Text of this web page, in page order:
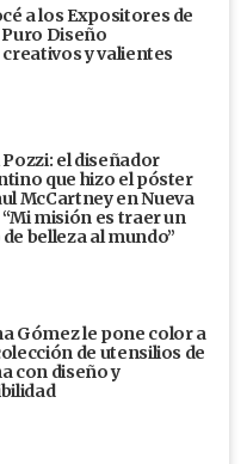
a los Expositores de
Puro Diseño
creativos y valientes
Pozzi: el diseñador
que hizo el póster
McCartney en Nueva
“Mi misión es traer un
belleza al mundo”
Gómez le pone color a
de utensilios de
con diseño y